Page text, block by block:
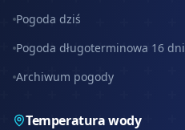
Pogoda dziś
Pogoda długoterminowa 16 dni
Archiwum pogody
Temperatura wody